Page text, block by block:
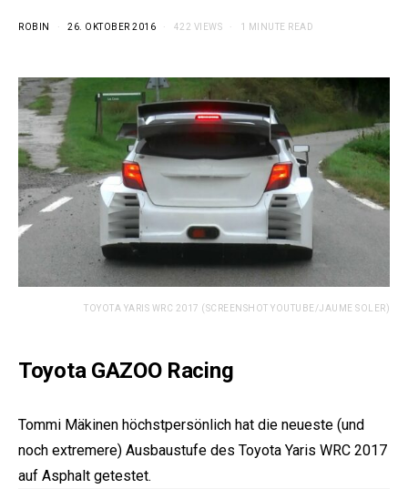
ROBIN 26. OKTOBER 2016 422 VIEWS 1 MINUTE READ
TOYOTA YARIS WRC 2017 (SCREENSHOT YOUTUBE/JAUME SOLER)
Toyota GAZOO Racing
Tommi Mäkinen höchstpersönlich hat die neueste (und
noch extremere) Ausbaustufe des Toyota Yaris WRC 2017
auf Asphalt getestet.